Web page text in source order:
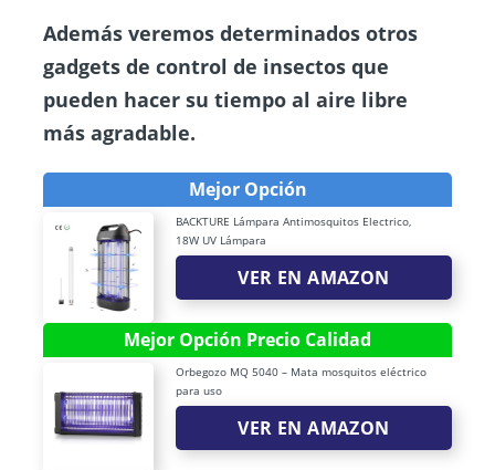
Además veremos determinados otros
gadgets de control de insectos que
pueden hacer su tiempo al aire libre
más agradable.
Mejor Opción
BACKTURE Lámpara Antimosquitos Electrico,
18W UV Lámpara
VER EN AMAZON
Mejor Opción Precio Calidad
Orbegozo MQ 5040 – Mata mosquitos eléctrico
para uso
VER EN AMAZON